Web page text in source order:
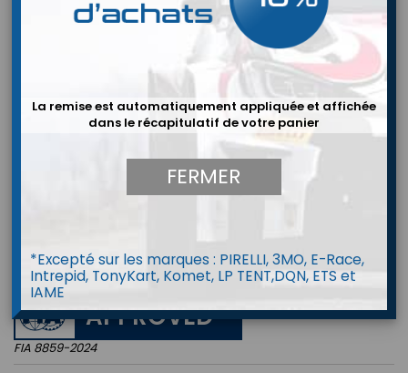
Casque Bell MAG-10 Rally Carbon
CUSTOM INTERIOR
APPROVED
FIA 8859-2024
La remise est automatiquement appliquée et affichée
dans le récapitulatif de votre panier
FERMER
*Excepté sur les marques : PIRELLI, 3MO, E-Race,
Intrepid, TonyKart, Komet, LP TENT,DQN, ETS et
IAME